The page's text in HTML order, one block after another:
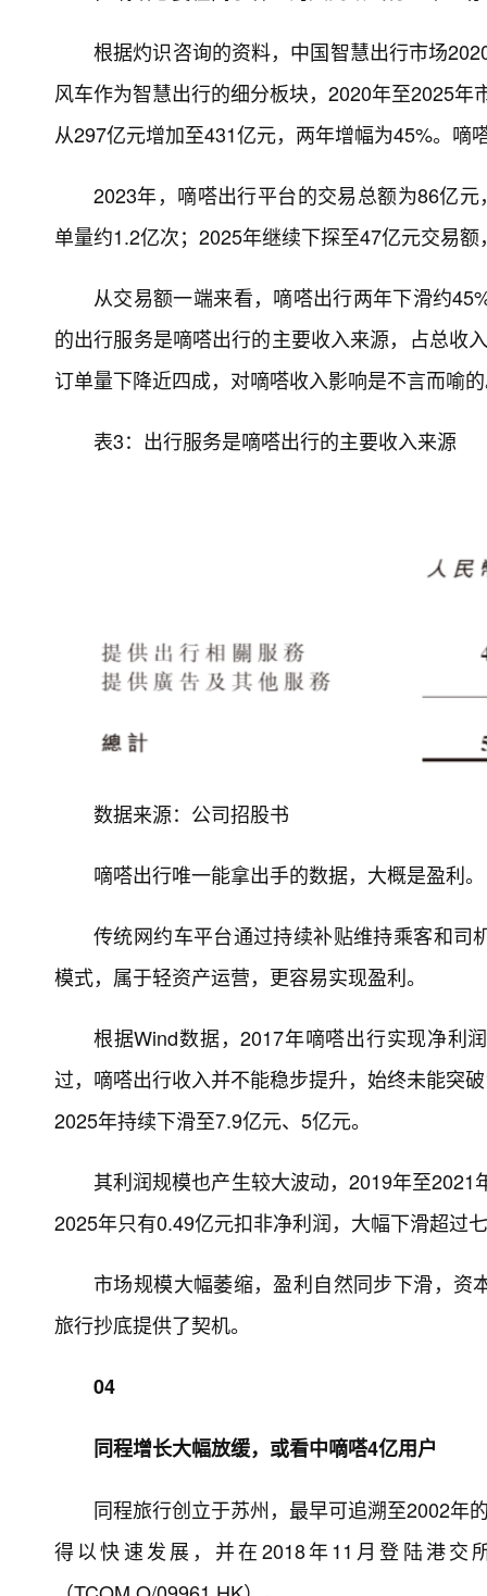
根据灼识咨询的资料，中国智慧出行市场
风车作为智慧出行的细分板块，2020年至2025
从297亿元增加至431亿元，两年增幅为45%。
2023年，嘀嗒出行平台的交易总额为86亿
单量约1.2亿次；2025年继续下探至47亿元交易
从交易额一端来看，嘀嗒出行两年下滑约
的出行服务是嘀嗒出行的主要收入来源，占总收
订单量下降近四成，对嘀嗒收入影响是不言而喻
表3：出行服务是嘀嗒出行的主要收入来源
数据来源：公司招股书
嘀嗒出行唯一能拿出手的数据，大概是盈利。
传统网约车平台通过持续补贴维持乘客和
模式，属于轻资产运营，更容易实现盈利。
根据Wind数据，2017年嘀嗒出行实现净利
过，嘀嗒出行收入并不能稳步提升，始终未能突
2025年持续下滑至7.9亿元、5亿元。
其利润规模也产生较大波动，2019年至
2025年只有0.49亿元扣非净利润，大幅下滑超过
市场规模大幅萎缩，盈利自然同步下滑，
旅行抄底提供了契机。
04
同程增长大幅放缓，或看中嘀嗒4亿用户
同程旅行创立于苏州，最早可追溯至2002年
得以快速发展，并在2018年11月登陆港交